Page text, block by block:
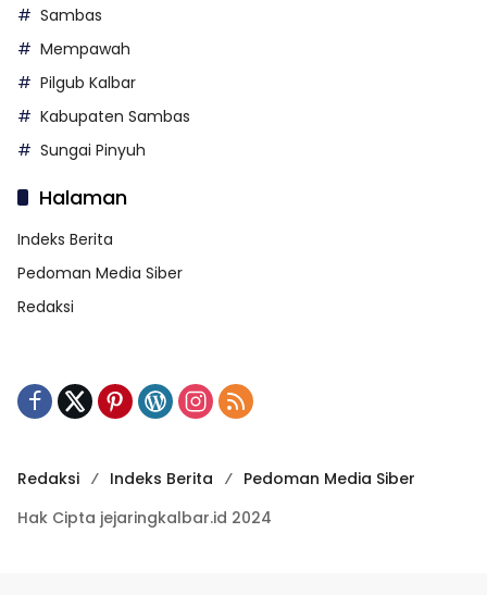
Sambas
Mempawah
Pilgub Kalbar
Kabupaten Sambas
Sungai Pinyuh
Halaman
Indeks Berita
Pedoman Media Siber
Redaksi
Redaksi Indeks Berita
Pedoman Media Siber
Hak Cipta jejaringkalbar.id 2024